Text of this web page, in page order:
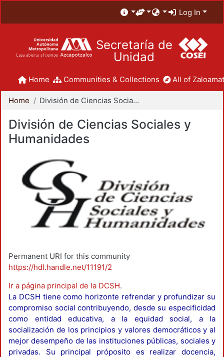
Log In
Secretaría de
Unidad
Home Communities & Collections All of
Home División de Ciencias Sociales y Humanidades
División de Ciencias Sociales y
Humanidades
Permanent URI for this community
https://hdl.handle.net/11191/2
Ir a página principal de la DCSH.
La DCSH tiene como horizonte refrendar y profundizar su
compromiso social contribuyendo, desde su especificidad
como entidad educativa, a la equidad social, a la
socialización de los principios y valores democráticos y al
mejor desempeño de las instituciones públicas, sociales y
privadas. Su principal próposito es realizar docencia,